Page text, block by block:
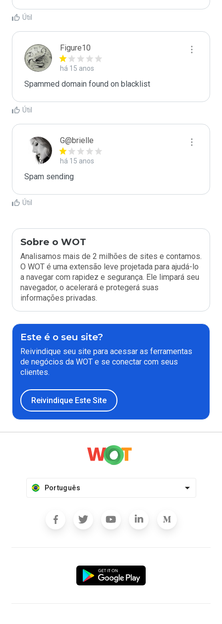
Útil
Figure10
há 15 anos
Spammed domain found on blacklist
Útil
G@brielle
há 15 anos
Spam sending
Útil
Sobre o WOT
Analisamos mais de 2 milhões de sites e contamos.
O WOT é uma extensão leve projetada para ajudá-lo
a navegar com rapidez e segurança. Ele limpará seu
navegador, o acelerará e protegerá suas
informações privadas.
Este é o seu site?
Reivindique seu site para acessar as ferramentas
de negócios da WOT e se conectar com seus
clientes.
Reivindique Este Site
Português